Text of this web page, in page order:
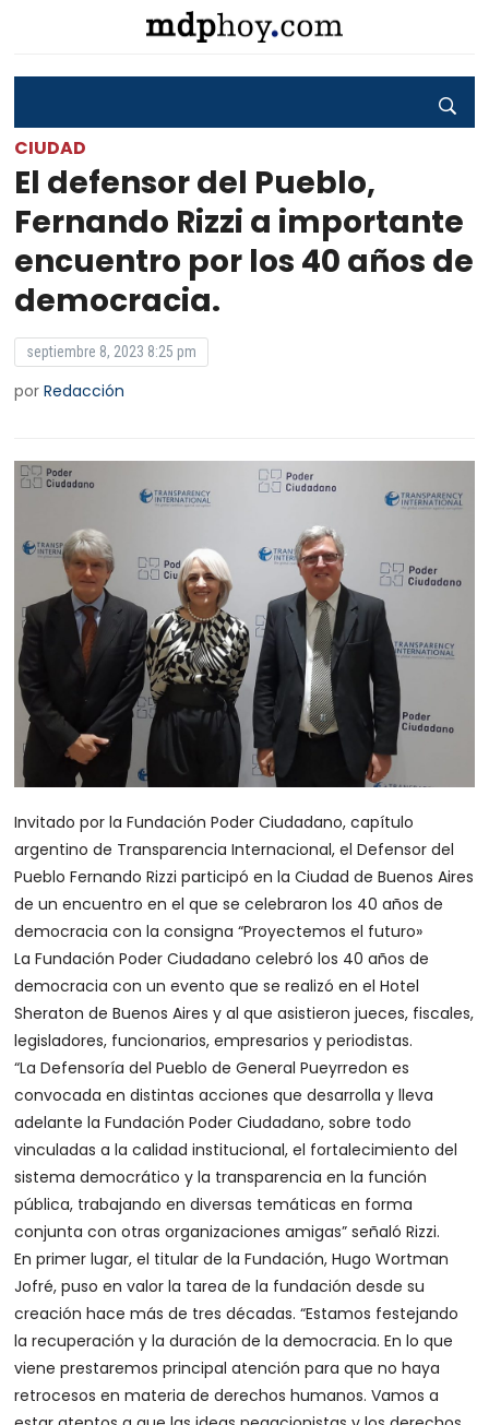
CIUDAD
El defensor del Pueblo,
Fernando Rizzi a importante
encuentro por los 40 años de
democracia.
septiembre 8, 2023 8:25 pm
porRedacción
Invitado por la Fundación Poder Ciudadano, capítulo
argentino de Transparencia Internacional, el Defensor del
Pueblo Fernando Rizzi participó en la Ciudad de Buenos Aires
de un encuentro en el que se celebraron los 40 años de
democracia con la consigna “Proyectemos el futuro»
La Fundación Poder Ciudadano celebró los 40 años de
democracia con un evento que se realizó en el Hotel
Sheraton de Buenos Aires y al que asistieron jueces, fiscales,
legisladores, funcionarios, empresarios y periodistas.
“La Defensoría del Pueblo de General Pueyrredon es
convocada en distintas acciones que desarrolla y lleva
adelante la Fundación Poder Ciudadano, sobre todo
vinculadas a la calidad institucional, el fortalecimiento del
sistema democrático y la transparencia en la función
pública, trabajando en diversas temáticas en forma
conjunta con otras organizaciones amigas” señaló Rizzi.
En primer lugar, el titular de la Fundación, Hugo Wortman
Jofré, puso en valor la tarea de la fundación desde su
creación hace más de tres décadas. “Estamos festejando
la recuperación y la duración de la democracia. En lo que
viene prestaremos principal atención para que no haya
retrocesos en materia de derechos humanos. Vamos a